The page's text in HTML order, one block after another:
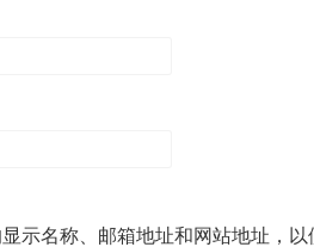
示名称、邮箱地址和网站地址，以